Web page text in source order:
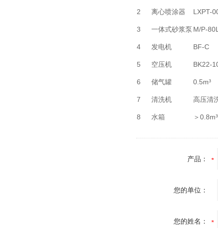
2 离心喷涂器 LXPT-
3 一体式砂浆泵 M/P-
4 发电机 BF-C
5 空压机 BK22-
6 储气罐 0.5m³
7 清洗机 高压清
8 水箱 ＞0.8m³
产品：
您的单位：
您的姓名：